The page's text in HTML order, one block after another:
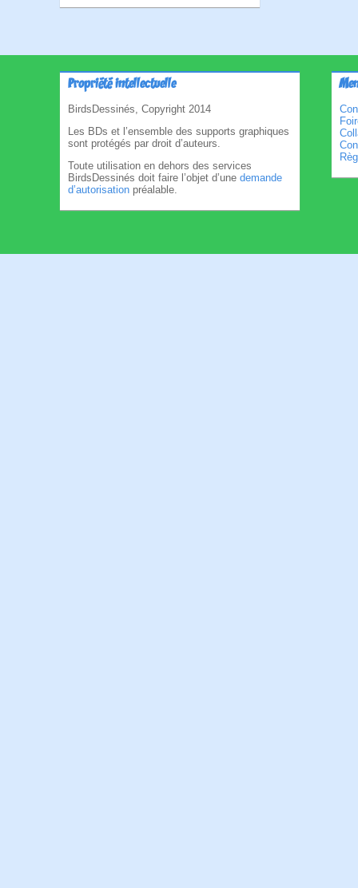
Propriété intellectuelle
BirdsDessinés, Copyright 2014
Les BDs et l’ensemble des supports graphiques
sont protégés par droit d’auteurs.
Toute utilisation en dehors des services
BirdsDessinés doit faire l’objet d’une demande
d’autorisation préalable.